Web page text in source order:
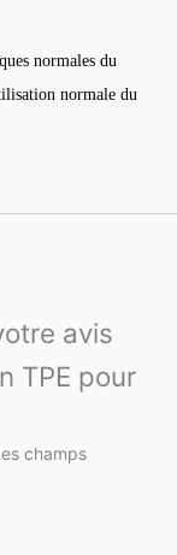
normales du
normale du
avis
TPE pour
champs